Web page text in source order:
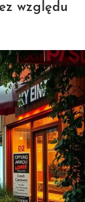
względu